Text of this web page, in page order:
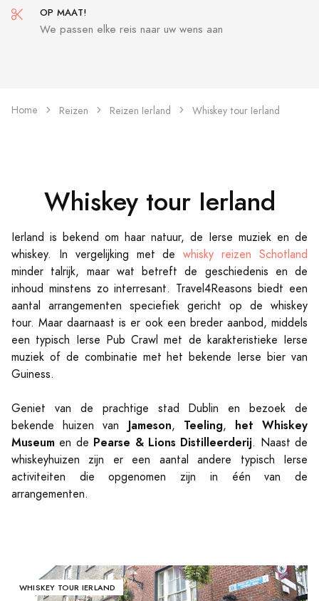
OP MAAT!
We passen elke reis naar uw wens aan
Home Reizen Reizen Ierland Whiskey tour Ierland
Whiskey tour Ierland
Ierland is bekend om haar natuur, de Ierse muziek en de
whiskey. In vergelijking met dewhisky reizen Schotland
minder talrijk, maar wat betreft de geschiedenis en de
inhoud minstens zo interresant. Travel4Reasons biedt een
aantal arrangementen speciefiek gericht op de whiskey
tour. Maar daarnaast is er ook een breder aanbod, middels
een typisch Ierse Pub Crawl met de karakteristieke Ierse
muziek of de combinatie met het bekende Ierse bier van
Guiness.
Geniet van de prachtige stad Dublin en bezoek de
bekende huizen van Jameson, Teeling, het Whiskey
Museum en de Pearse & Lions Distilleerderij. Naast de
whiskeyhuizen zijn er een aantal andere typisch Ierse
activiteiten die opgenomen zijn in één van de
arrangementen.
WHISKEY TOUR IERLAND